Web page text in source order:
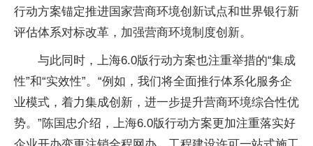
行动方案锚定推进国家营商环境创新试点和世界银行新
评估体系对标改革，加强营商环境制度创新。
与此同时，上海6.0版行动方案也注重举措的“集成
性”和“实效性”。“例如，我们将全面推行体系化服务企
业模式，着力集成创新，进一步提升营商环境综合性优
势。”陈国忠介绍，上海6.0版行动方案更加注重落实好